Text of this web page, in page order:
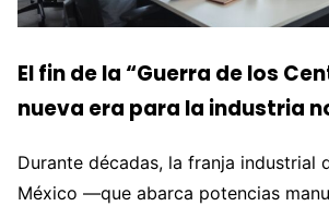
El fin de la “Guerra de los
nueva era para la industria
Durante décadas, la franja industrial
México —que abarca potencias